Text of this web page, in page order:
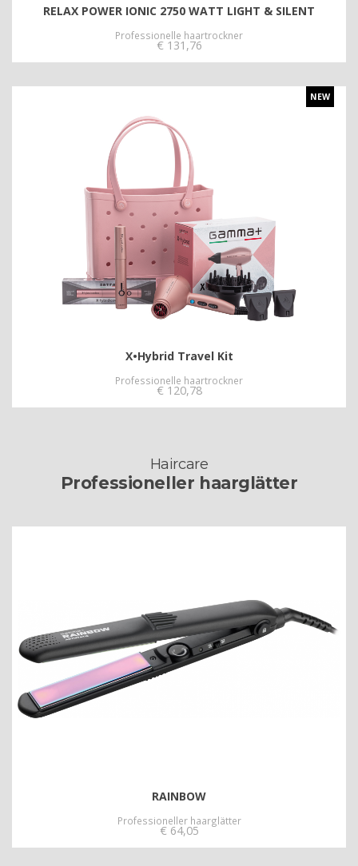
RELAX POWER IONIC 2750 WATT LIGHT & SILENT
Professionelle haartrockner
€ 131,76
NEW
X•Hybrid Travel Kit
Professionelle haartrockner
€ 120,78
Haircare
Professioneller haarglätter
RAINBOW
Professioneller haarglätter
€ 64,05